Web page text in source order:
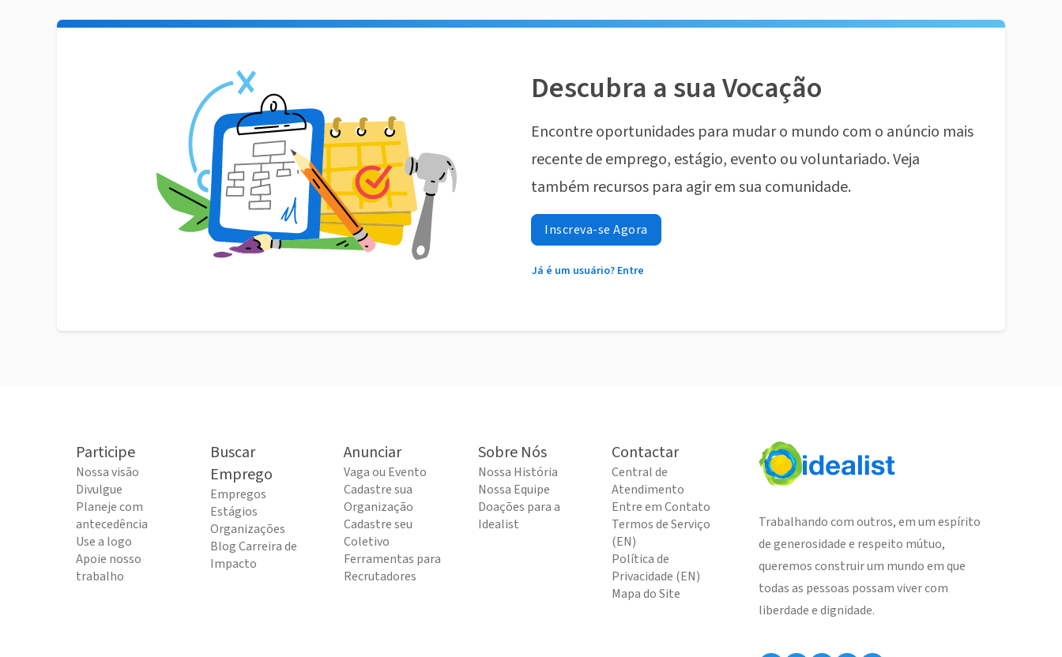
Descubra a sua Vocação
Encontre oportunidades para mudar o mundo com o anúncio mais
recente de emprego, estágio, evento ou voluntariado. Veja
também recursos para agir em sua comunidade.
Inscreva-se Agora
Já é um usuário? Entre
Participe
Nossa visão
Divulgue
Planeje com
antecedência
Use a logo
Apoie nosso
trabalho
Buscar
Emprego
Empregos
Estágios
Organizações
Blog Carreira de
Impacto
Anunciar
Vaga ou Evento
Cadastre sua
Organização
Cadastre seu
Coletivo
Ferramentas para
Recrutadores
Sobre Nós
Nossa História
Nossa Equipe
Doações para a
Idealist
Contactar
Central de
Atendimento
Entre em Contato
Termos de Serviço
(EN)
Política de
Privacidade (EN)
Mapa do Site
Trabalhando com outros, em um espírito
de generosidade e respeito mútuo,
queremos construir um mundo em que
todas as pessoas possam viver com
liberdade e dignidade.